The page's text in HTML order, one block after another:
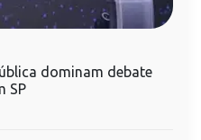
dominam debate
SP